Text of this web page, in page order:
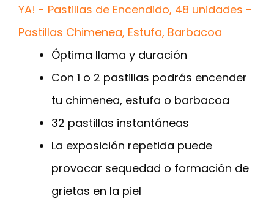
YA! - Pastillas de Encendido, 48 unidades -
Pastillas Chimenea, Estufa, Barbacoa
Óptima llama y duración
Con 1 o 2 pastillas podrás encender
tu chimenea, estufa o barbacoa
32 pastillas instantáneas
La exposición repetida puede
provocar sequedad o formación de
grietas en la piel